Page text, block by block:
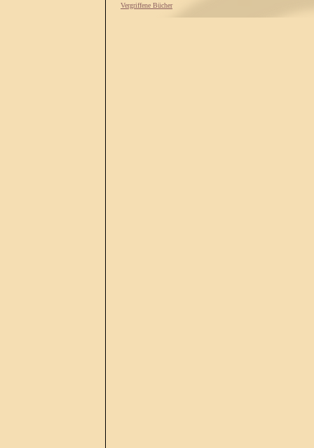
Vergriffene Bücher